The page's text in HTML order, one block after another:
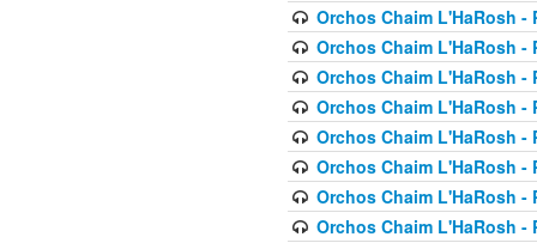
Orchos Chaim L'HaRosh -
Orchos Chaim L'HaRosh -
Orchos Chaim L'HaRosh -
Orchos Chaim L'HaRosh -
Orchos Chaim L'HaRosh -
Orchos Chaim L'HaRosh -
Orchos Chaim L'HaRosh -
Orchos Chaim L'HaRosh -